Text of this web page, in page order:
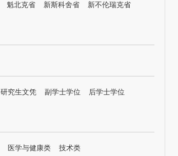
魁北克省 新斯科舍省 新不伦瑞克省
研究生文凭 副学士学位 后学士学位
医学与健康类 技术类